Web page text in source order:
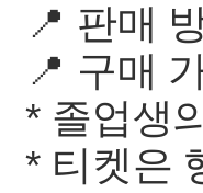
📍 판매
📍 구매
* 졸업생
* 티켓은